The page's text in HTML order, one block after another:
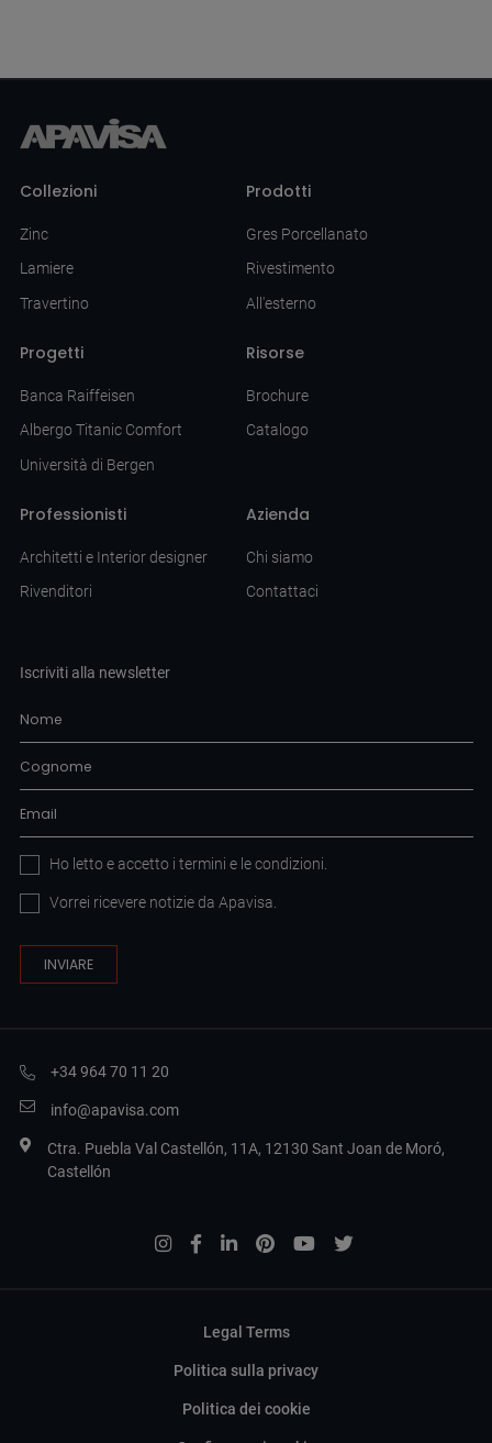
Collezioni
Zinc
Lamiere
Travertino
Prodotti
Gres Porcellanato
Rivestimento
All'esterno
Progetti
Banca Raiffeisen
Albergo Titanic Comfort
Università di Bergen
Risorse
Brochure
Catalogo
Professionisti
Architetti e Interior designer
Rivenditori
Azienda
Chi siamo
Contattaci
Iscriviti alla newsletter
Ho letto e accetto i termini e le condizioni.
Vorrei ricevere notizie da Apavisa.
+34 964 70 11 20
info@apavisa.com
Ctra. Puebla Val Castellón, 11A, 12130 Sant Joan de Moró,
Castellón
Legal Terms
Politica sulla privacy
Politica dei cookie